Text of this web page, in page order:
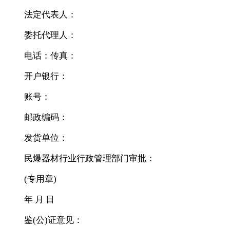
法定代表人：
委托代理人：
电话：传真：
开户银行：
账号：
邮政编码：
发货单位：
民爆器材行业行政管理部门审批：
(专用章)
年 月 日
鉴(公)证意见：